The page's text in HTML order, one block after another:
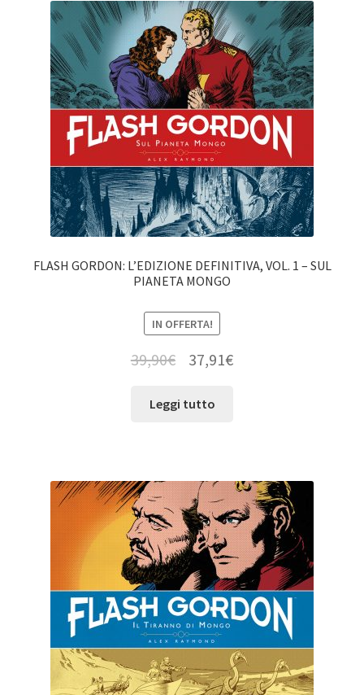
FLASH GORDON: L’EDIZIONE DEFINITIVA, VOL. 1 – SUL
PIANETA MONGO
IN OFFERTA!
39,90€ 37,91€
Leggi tutto